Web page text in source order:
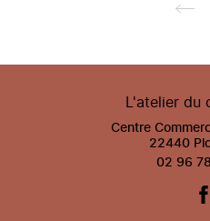
L'atelier du
Centre
22440
02 96